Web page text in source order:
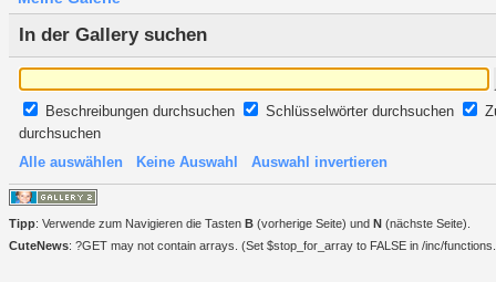
In der Gallery suchen
Beschreibungen durchsuchen Schlüsselwörter durchsuchen
durchsuchen
Alle auswählen
Keine Auswahl Auswahl invertieren
Tipp: Verwende zum Navigieren die Tasten B (vorherige Seite) und N (nächste Seite).
CuteNews: ?GET may not contain arrays. (Set $stop_for_array to FALSE in /inc/